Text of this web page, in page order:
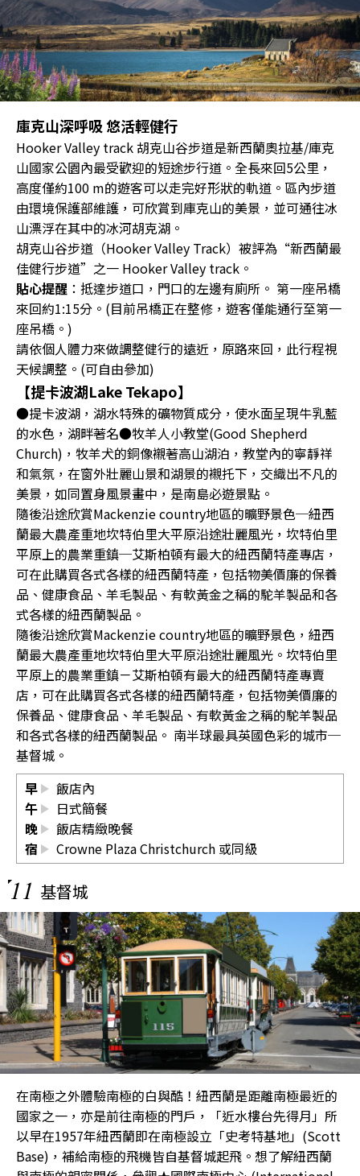
庫克山深呼吸 悠活輕健行
Hooker Valley track 胡克山谷步道是新西蘭奧拉基/庫克
山國家公園內最受歡迎的短途步行道。全長來回5公里，
高度僅約100 m的遊客可以走完好形狀的軌道。區內步道
由環境保護部維護，可欣賞到庫克山的美景，並可通往冰
山漂浮在其中的冰河胡克湖。
胡克山谷步道（Hooker Valley Track）被評為“新西蘭最
佳健行步道”之一 Hooker Valley track。
貼心提醒 ：抵達步道口，門口的左邊有廁所。 第一座吊橋
來回約1:15分。(目前吊橋正在整修，遊客僅能通行至第一
座吊橋。)
請依個人體力來做調整健行的遠近，原路來回，此行程視
天候調整。(可自由參加)
【提卡波湖Lake Tekapo】
●提卡波湖，湖水特殊的礦物質成分，使水面呈現牛乳藍
的水色，湖畔著名●牧羊人小教堂(Good Shepherd
Church)，牧羊犬的銅像襯著高山湖泊，教堂內的寧靜祥
和氣氛，在窗外壯麗山景和湖景的襯托下，交織出不凡的
美景，如同置身風景畫中，是南島必遊景點。
隨後沿途欣賞Mackenzie country地區的曠野景色─紐西
蘭最大農產重地坎特伯里大平原沿途壯麗風光，坎特伯里
平原上的農業重鎮─艾斯柏頓有最大的紐西蘭特產專店，
可在此購買各式各樣的紐西蘭特產，包括物美價廉的保養
品、健康食品、羊毛製品、有軟黃金之稱的駝羊製品和各
式各樣的紐西蘭製品。
隨後沿途欣賞Mackenzie country地區的曠野景色，紐西
蘭最大農產重地坎特伯里大平原沿途壯麗風光。坎特伯里
平原上的農業重鎮－艾斯柏頓有最大的紐西蘭特產專賣
店，可在此購買各式各樣的紐西蘭特產，包括物美價廉的
保養品、健康食品、羊毛製品、有軟黃金之稱的駝羊製品
和各式各樣的紐西蘭製品。 南半球最具英國色彩的城市─
基督城。
早
飯店內
午
日式簡餐
晚
飯店精緻晚餐
宿
Crowne Plaza Christchurch 或同級
11 基督城
在南極之外體驗南極的白與酷！紐西蘭是距離南極最近的
國家之一，亦是前往南極的門戶，「近水樓台先得月」所
以早在1957年紐西蘭即在南極設立「史考特基地」(Scott
Base)，補給南極的飛機皆自基督城起飛。想了解紐西蘭